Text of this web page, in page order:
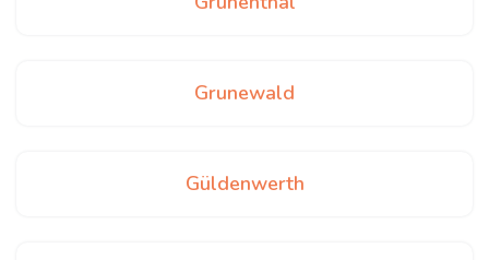
Grunewald
Güldenwerth